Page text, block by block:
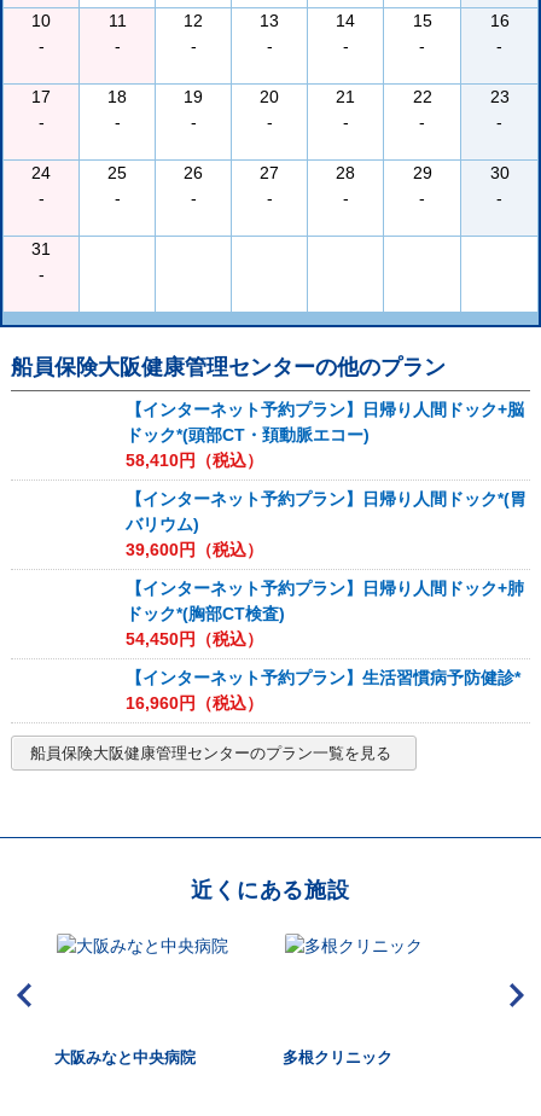
10
-
11
-
12
-
13
-
14
-
15
-
16
-
17
-
18
-
19
-
20
-
21
-
22
-
23
-
24
-
25
-
26
-
27
-
28
-
29
-
30
-
31
-
船員保険大阪健康管理センターの他のプラン
【インターネット予約プラン】日帰り人間ドック+脳
ドック*(頭部CT・頚動脈エコー)
58,410円（税込）
【インターネット予約プラン】日帰り人間ドック*(胃
バリウム)
39,600円（税込）
【インターネット予約プラン】日帰り人間ドック+肺
ドック*(胸部CT検査)
54,450円（税込）
【インターネット予約プラン】生活習慣病予防健診*
16,960円（税込）
船員保険大阪健康管理センターのプラン一覧を見る
近くにある施設
大阪みなと中央病院 多根クリニック